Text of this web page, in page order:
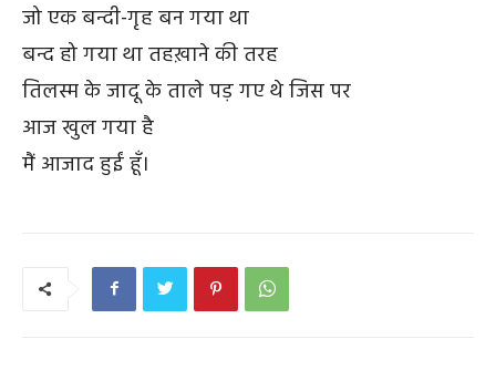
जो एक बन्दी-गृह बन गया था
बन्द हो गया था तहख़ाने की तरह
तिलस्म के जादू के ताले पड़ गए थे जिस पर
आज खुल गया है
मैं आजाद हुईं हूँ।